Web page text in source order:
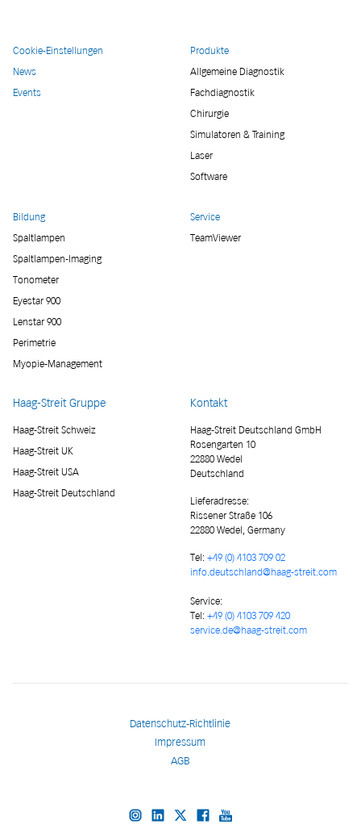
Cookie-Einstellungen
News
Events
Produkte
Allgemeine Diagnostik
Fachdiagnostik
Chirurgie
Simulatoren & Training
Laser
Software
Bildung
Spaltlampen
Spaltlampen-Imaging
Tonometer
Eyestar 900
Lenstar 900
Perimetrie
Myopie-Management
Service
TeamViewer
Haag-Streit Gruppe
Haag-Streit Schweiz
Haag-Streit UK
Haag-Streit USA
Haag-Streit Deutschland
Kontakt
Haag-Streit Deutschland GmbH
Rosengarten 10
22880 Wedel
Deutschland
Lieferadresse:
Rissener Straße 106
22880 Wedel, Germany
Tel: +49 (0) 4103 709 02
info.deutschland@haag-streit.com
Service:
Tel: +49 (0) 4103 709 420
service.de@haag-streit.com
Datenschutz-Richtlinie
Impressum
AGB